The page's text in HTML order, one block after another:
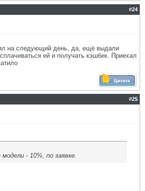
#24
на следующий день, да, ещё выдали
ей и получать кэшбек. Приехал
#25
- 10%, по заявке.